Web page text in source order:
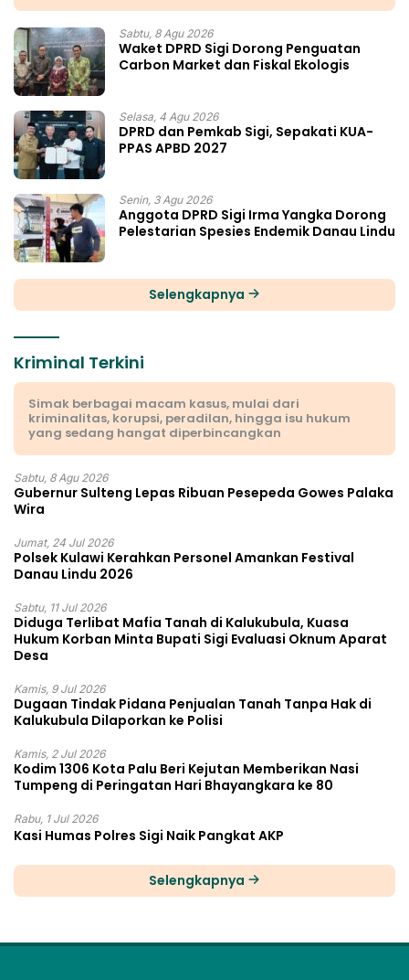
Sabtu, 8 Agu 2026
Waket DPRD Sigi Dorong Penguatan
Carbon Market dan Fiskal Ekologis
Selasa, 4 Agu 2026
DPRD dan Pemkab Sigi, Sepakati KUA-
PPAS APBD 2027
Senin, 3 Agu 2026
Anggota DPRD Sigi Irma Yangka Dorong
Pelestarian Spesies Endemik Danau Lindu
Selengkapnya
Kriminal Terkini
Simak berbagai macam kasus, mulai dari
kriminalitas, korupsi, peradilan, hingga isu hukum
yang sedang hangat diperbincangkan
Sabtu, 8 Agu 2026
Gubernur Sulteng Lepas Ribuan Pesepeda Gowes Palaka
Wira
Jumat, 24 Jul 2026
Polsek Kulawi Kerahkan Personel Amankan Festival
Danau Lindu 2026
Sabtu, 11 Jul 2026
Diduga Terlibat Mafia Tanah di Kalukubula, Kuasa
Hukum Korban Minta Bupati Sigi Evaluasi Oknum Aparat
Desa
Kamis, 9 Jul 2026
Dugaan Tindak Pidana Penjualan Tanah Tanpa Hak di
Kalukubula Dilaporkan ke Polisi
Kamis, 2 Jul 2026
Kodim 1306 Kota Palu Beri Kejutan Memberikan Nasi
Tumpeng di Peringatan Hari Bhayangkara ke 80
Rabu, 1 Jul 2026
Kasi Humas Polres Sigi Naik Pangkat AKP
Selengkapnya